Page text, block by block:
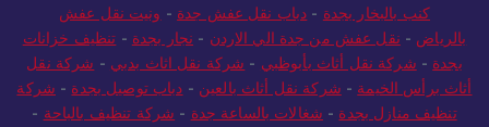
كنب بالبخار بجدة - دباب نقل عفش جدة - ونيت نقل عفش
بالرياض - نقل عفش من جدة الي الاردن - نجار بجدة - تنظيف خزانات
بجدة - شركة نقل أثاث بأبوظبي - شركة نقل اثاث بدبي - شركة نقل
أثاث برأس الخيمة - شركة نقل أثاث بالعين - دباب توصيل بجدة - شركة
تنظيف منازل بجدة - شغالات بالساعة جدة - شركة تنظيف بالباحة -